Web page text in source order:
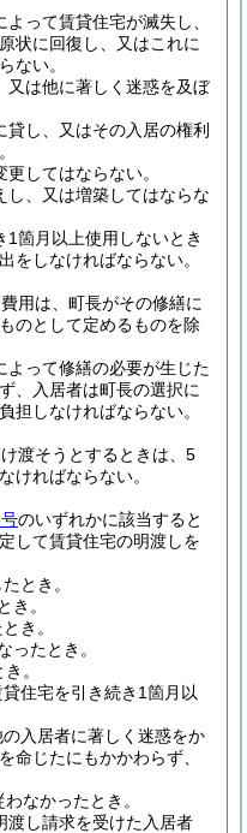
って賃貸住宅が滅失し、
状に回復し、又はこれに
ない。
又は他に著しく迷惑を及ぼ
し、又はその入居の権利
してはならない。
し、又は増築してはならな
1箇月以上使用しないとき
をしなければならない。
用は、町長がその修繕に
のとして定めるものを除
よって修繕の必要が生じた
、入居者は町長の選択に
担しなければならない。
渡そうとするときは、5
ければならない。
のいずれかに該当すると
して賃貸住宅の明渡しを
とき。
き。
き。
ったとき。
。
住宅を引き続き1箇月以
入居者に著しく迷惑をか
命じたにもかかわらず、
なかったとき。
渡し請求を受けた入居者